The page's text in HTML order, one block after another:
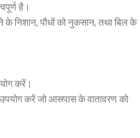
है।
निशान, पौधों को नुकसान, तथा बिल के
करें।
करें जो आसपास के वातावरण को